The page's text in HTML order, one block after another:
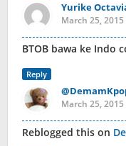
Yurike
March 25,
BTOB bawa ke Indo
Reply
March 25,
Reblogged this on